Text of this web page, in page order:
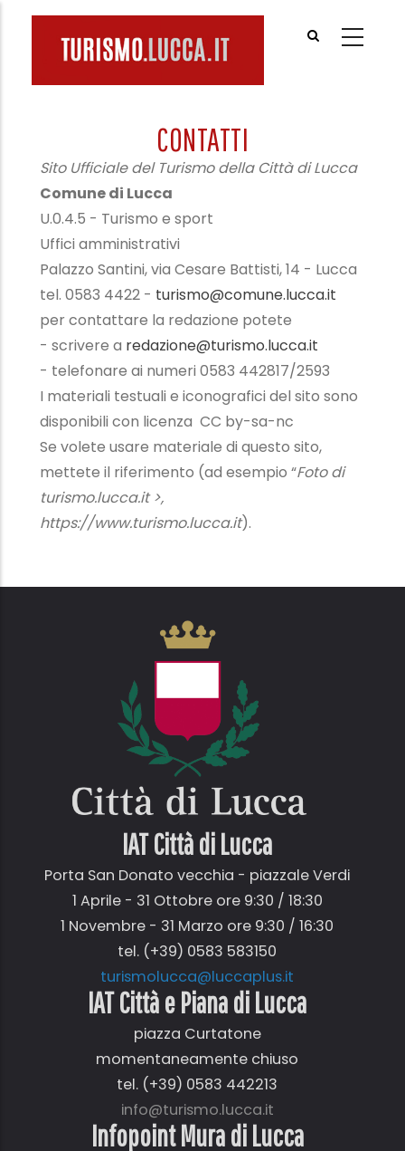
contenuto
CONTATTI
Sito Ufficiale del Turismo della Città di Lucca
Comune di Lucca
U.0.4.5 - Turismo e sport
Uffici amministrativi
Palazzo Santini, via Cesare Battisti, 14 - Lucca
tel. 0583 4422 - turismo@comune.lucca.it
per contattare la redazione potete
- scrivere a redazione@turismo.lucca.it
- telefonare ai numeri 0583 442817/2593
I materiali testuali e iconografici del sito sono
disponibili con licenza CC by-sa-nc
Se volete usare materiale di questo sito,
mettete il riferimento (ad esempio “Foto di
turismo.lucca.it >,
https://www.turismo.lucca.it).
IAT Città diLucca
Porta San Donato vecchia - piazzale Verdi
1 Aprile - 31 Ottobre ore 9:30 / 18:30
1 Novembre - 31 Marzo ore 9:30 / 16:30
tel. (+39) 0583 583150
turismolucca@luccaplus.it
IAT Città e Piana di Lucca
piazza Curtatone
momentaneamente chiuso
tel. (+39) 0583 442213
info@turismo.lucca.it
Infopoint Mura di Lucca